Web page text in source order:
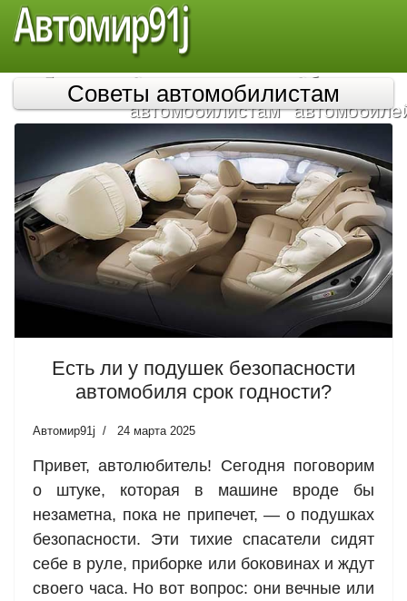
Автомир91j
Главная
Советы
автомобилистам
Обзор
Советы автомобилистам
Есть ли у подушек безопасности
автомобиля срок годности?
Автомир91j 24 марта 2025
Привет, автолюбитель! Сегодня поговорим
о штуке, которая в машине вроде бы
незаметна, пока не припечет, — о подушках
безопасности. Эти тихие спасатели сидят
себе в руле, приборке или боковинах и ждут
своего часа. Но вот вопрос: они вечные или